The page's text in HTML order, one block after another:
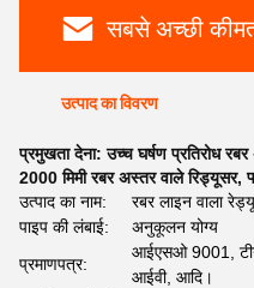
सबसे अच्छी
उत्पाद का विवरण
प्रमुखता देना:उच्च घर्षण प्रतिरोध
2000 मिमी रबर अस्तर वाले रिड्यूसर,
उत्पाद का नाम:
रबर लाइन वाला
पाइप की लंबाई:
अनुकूलन योग्य
प्रमाणपत्र:
आईएसओ 9001,
आईवी, आदि।